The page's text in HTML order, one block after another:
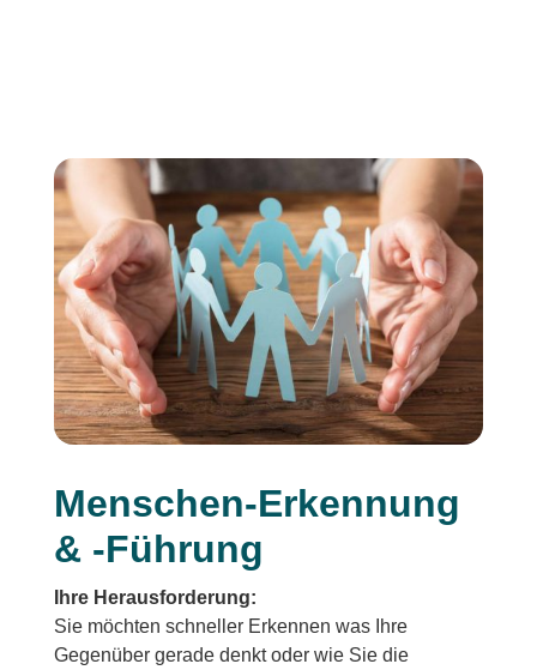
Menschen-Erkennung
& -Führung
Ihre Herausforderung:
Sie möchten schneller Erkennen was Ihre
Gegenüber gerade denkt oder wie Sie die